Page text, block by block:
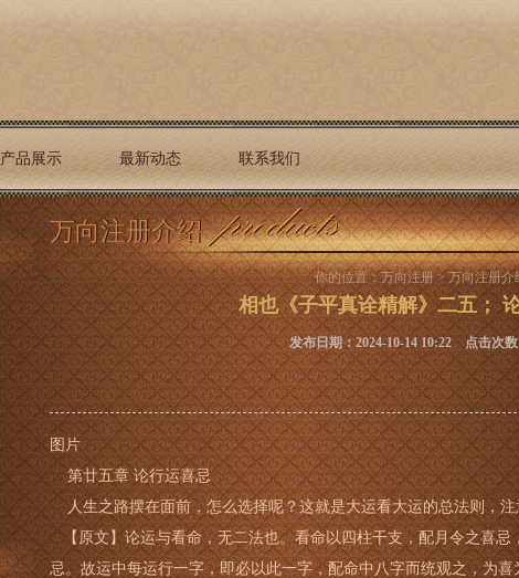
产品展示 最新动态 联系我们
万向注册介绍
你的位置：万向注册>万向注册介
相也《子平真诠精解》二五；
发布日期：2024-10-14 10:22 点击次数
图片
第廿五章 论行运喜忌
人生之路摆在面前，怎么选择呢？这就是大运看大运的总法则，注
【原文】论运与看命，无二法也。看命以四柱干支，配月令之喜忌
忌。故运中每运行一字，即必以此一字，配命中八字而统观之，为喜